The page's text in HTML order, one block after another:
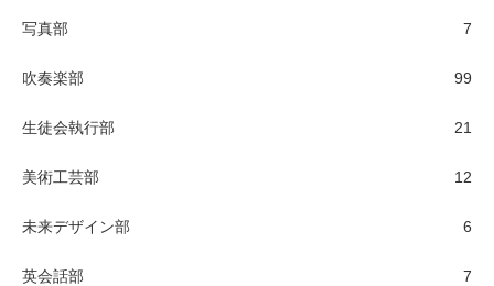
写真部 7
吹奏楽部 99
生徒会執行部 21
美術工芸部 12
未来デザイン部 6
英会話部 7